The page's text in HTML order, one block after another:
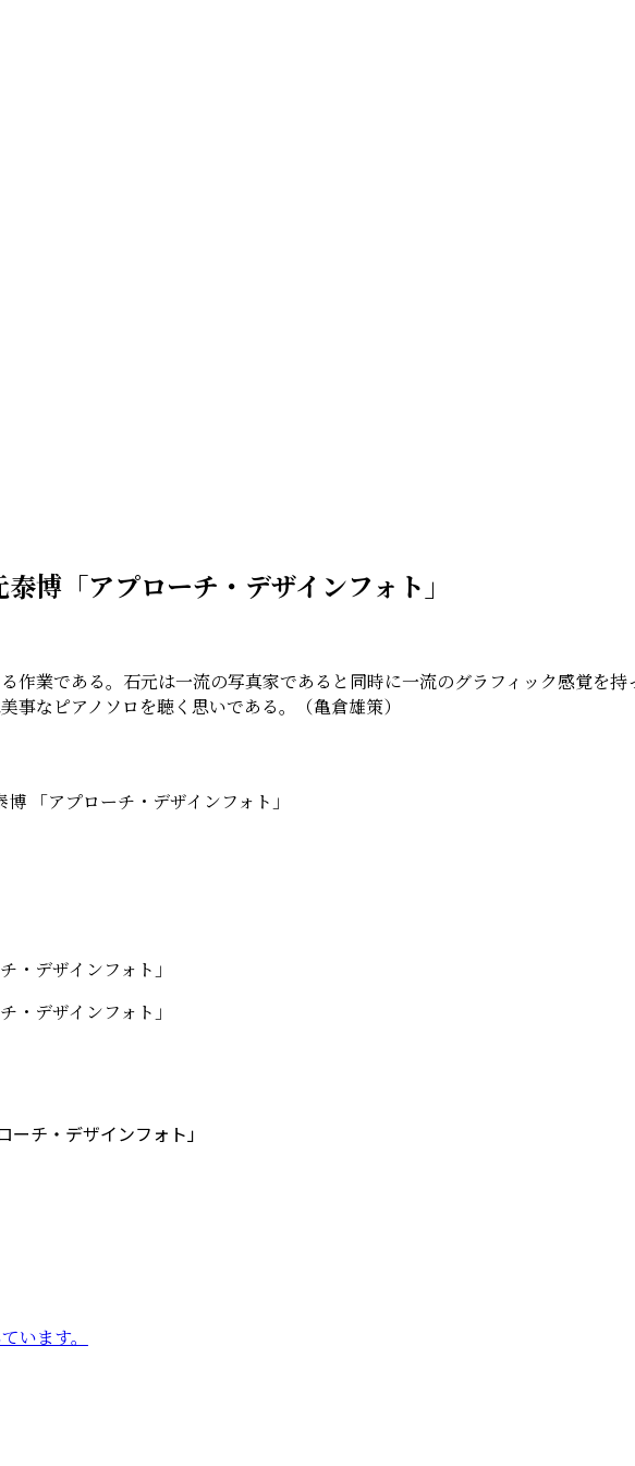
博「アプローチ・デザインフォト」
作業である。石元は一流の写真家であると同時に一流のグラフィック感覚を
なピアノソロを聴く思いである。（亀倉雄策）
「アプローチ・デザインフォト」
チ・デザインフォト」
います。